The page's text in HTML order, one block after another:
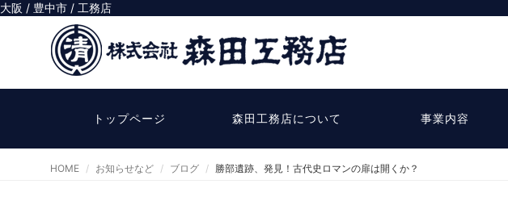
大阪 / 豊中市 / 工務店
トップページ 森田工務店について 事業内容
HOME お知らせなど ブログ 勝部遺跡、発見！古代史ロマンの扉は開くか？